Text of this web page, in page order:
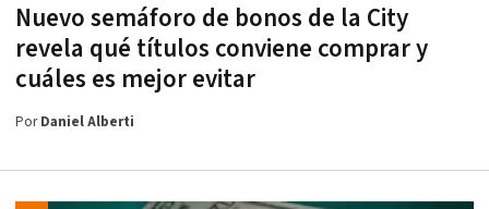
Nuevo semáforo de bonos de la City
revela qué títulos conviene comprar y
cuáles es mejor evitar
PorDaniel Alberti